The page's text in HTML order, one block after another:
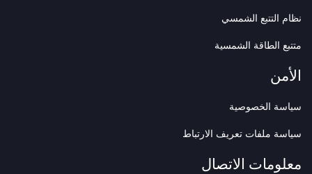
نظام التتبع الشمسي
متتبع الطاقة الشمسية
الأمن
سياسة الخصوصية
سياسة ملفات تعريف الارتباط
معلومات الاتصال